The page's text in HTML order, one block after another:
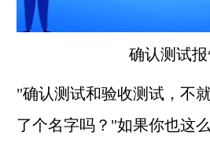
确认测试
"确认测试和验收测试 ，不
了个名字吗？"如果你也这